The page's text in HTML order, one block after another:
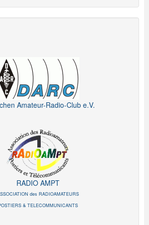
Amateur-Radio-Club e.V.
RADIO AMPT
des RADIOAMATEURS
& TELECOMMUNICANTS